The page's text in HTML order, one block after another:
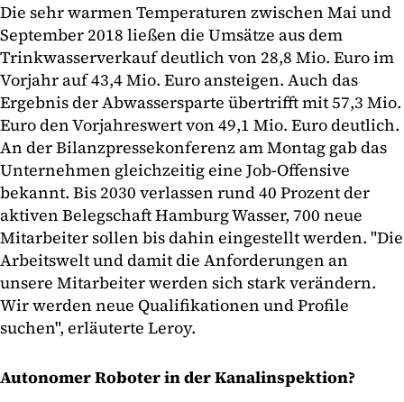
Die sehr warmen Temperaturen zwischen Mai und
September 2018 ließen die Umsätze aus dem
Trinkwasserverkauf deutlich von 28,8 Mio. Euro im
Vorjahr auf 43,4 Mio. Euro ansteigen. Auch das
Ergebnis der Abwassersparte übertrifft mit 57,3 Mio.
Euro den Vorjahreswert von 49,1 Mio. Euro deutlich.
An der Bilanzpressekonferenz am Montag gab das
Unternehmen gleichzeitig eine Job-Offensive
bekannt. Bis 2030 verlassen rund 40 Prozent der
aktiven Belegschaft Hamburg Wasser, 700 neue
Mitarbeiter sollen bis dahin eingestellt werden. "Die
Arbeitswelt und damit die Anforderungen an
unsere Mitarbeiter werden sich stark verändern.
Wir werden neue Qualifikationen und Profile
suchen", erläuterte Leroy.
Autonomer Roboter in der Kanalinspektion?